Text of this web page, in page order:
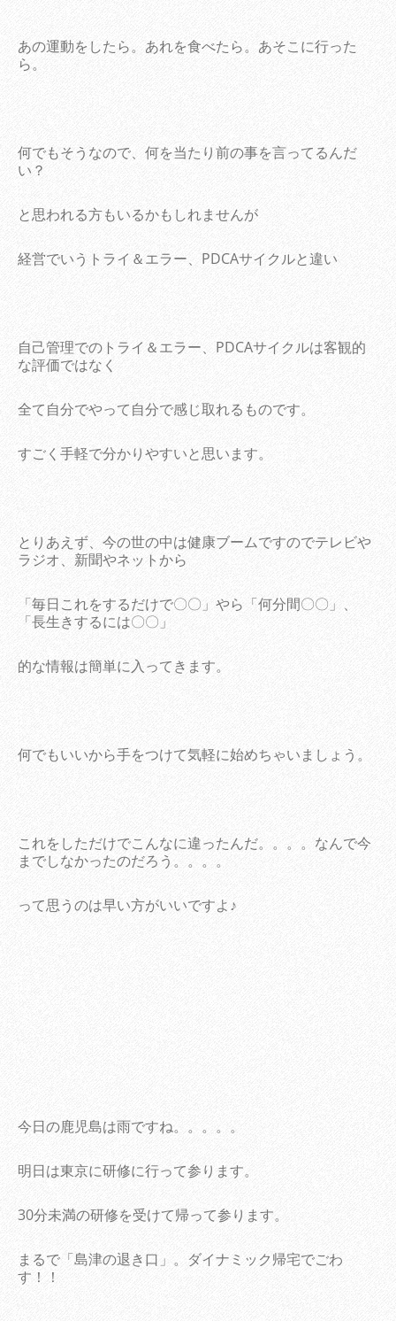
あの運動をしたら。あれを食べたら。あそこに行った
ら。
何でもそうなので、何を当たり前の事を言ってるんだ
い？
と思われる方もいるかもしれませんが
経営でいうトライ＆エラー、PDCAサイクルと違い
自己管理でのトライ＆エラー、PDCAサイクルは客観的
な評価ではなく
全て自分でやって自分で感じ取れるものです。
すごく手軽で分かりやすいと思います。
とりあえず、今の世の中は健康ブームですのでテレビや
ラジオ、新聞やネットから
「毎日これをするだけで〇〇」やら「何分間〇〇」、
「長生きするには〇〇」
的な情報は簡単に入ってきます。
何でもいいから手をつけて気軽に始めちゃいましょう。
これをしただけでこんなに違ったんだ。。。。なんで今
までしなかったのだろう。。。。
って思うのは早い方がいいですよ♪
今日の鹿児島は雨ですね。。。。。
明日は東京に研修に行って参ります。
30分未満の研修を受けて帰って参ります。
まるで「島津の退き口」。ダイナミック帰宅でごわ
す！！